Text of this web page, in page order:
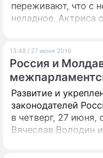
переживают, что с
неладное. Актриса
в Instagram –
13:48 / 27 июня 2019
Россия и
Развитие и
законодателей
в четверг, 27 июня,
Вячеслав Володин
Молдавии Зинаида